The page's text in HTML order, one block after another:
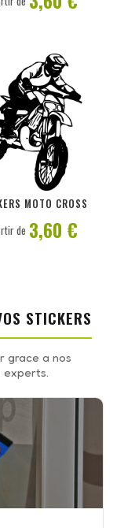
MOTO CROSS
PERSONNALISER
de 3,60 €
STICKERS
grace a nos
experts.